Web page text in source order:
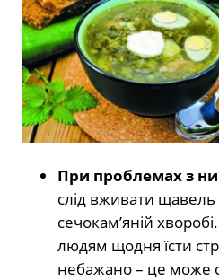
При проблемах з
слід вживати
сечокам’яній
людям щодня їсти
небажано – це може